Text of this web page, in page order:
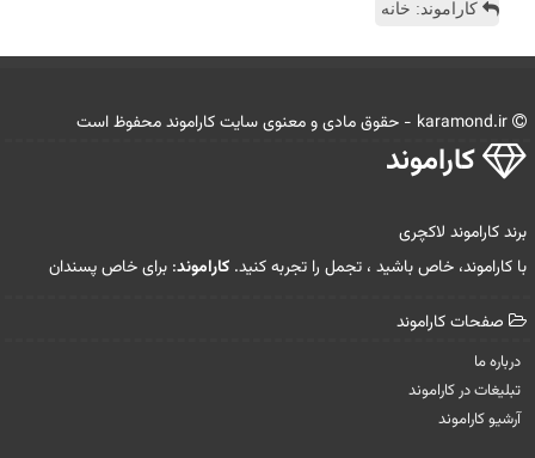
کاراموند: خانه
كاراموند
برند کاراموند لاکچری
با کاراموند، خاص باشید ، تجمل را تجربه کنید. کاراموند: برای خاص پسندان
صفحات كاراموند
درباره ما
تبلیغات در كاراموند
آرشیو كاراموند